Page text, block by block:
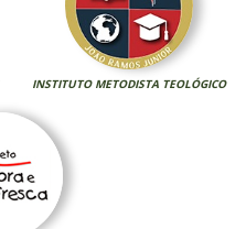
INSTITUTO METODISTA TEOLÓGICO